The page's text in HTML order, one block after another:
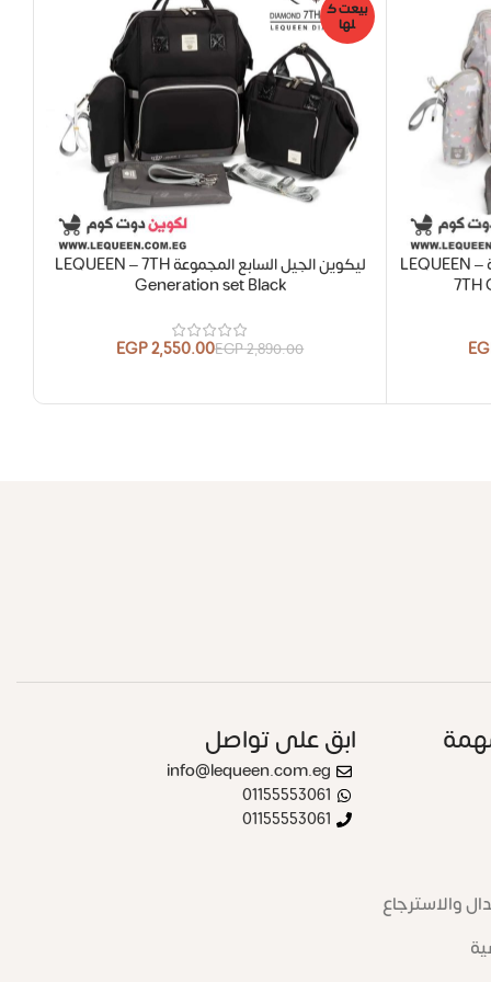
شنطة ليكوين الجيل السابع المجموعة LEQUEEN –
7TH
بيعت ك
لها
ليكوين الجيل السابع المجموعة LEQUEEN – 7TH
Generation set Black
2,890.00
EGP
2,550.00
EGP
والاسترجاع
ابق على تواصل
info@lequeen.com.eg
01155553061
01155553061